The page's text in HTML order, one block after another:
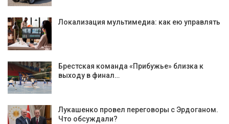
Локализация мультимедиа: как ею управлять
Брестская команда «Прибужье» близка к
выходу в финал…
Лукашенко провел переговоры с Эрдоганом.
Что обсуждали?